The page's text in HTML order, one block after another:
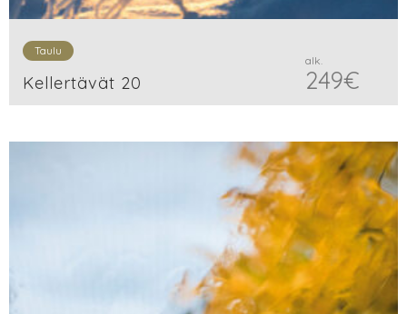
Taulu
Kellertävät 20
alk.
249€